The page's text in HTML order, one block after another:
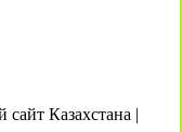
Казахстана |